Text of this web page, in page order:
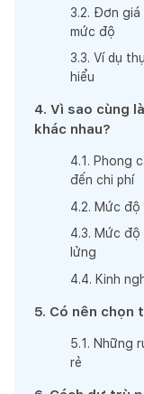
3.2. Đơn giá
mức độ
3.3. Ví dụ
hiểu
4. Vì sao cùng
khác nhau?
4.1 . Phong
đến chi phí
4.2. Mức
4.3. Mức độ
lửng
4.4. Kinh
5. Có nên chọn
5.1 . Những
rẻ